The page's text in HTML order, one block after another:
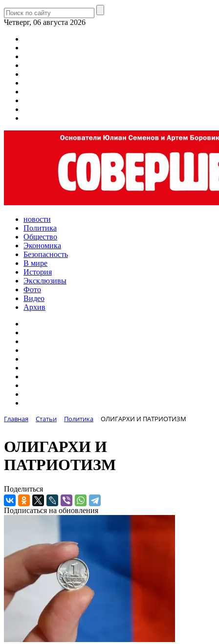
Четверг, 06 августа 2026
новости
Политика
Общество
Экономика
Безопасность
В мире
История
Эксклюзивы
Фото
Видео
Архив
Главная Статьи Политика ОЛИГАРХИ И ПАТРИОТИЗМ
ОЛИГАРХИ И
ПАТРИОТИЗМ
Поделиться
Подписаться на обновления